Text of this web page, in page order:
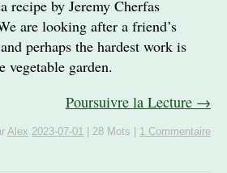
recipe by Jeremy Cherfas
are looking after a friend’s
perhaps the hardest work is
vegetable garden.
Poursuivre la Lecture →
Alex 2023-07-01 28 Mots 1 Commentaire